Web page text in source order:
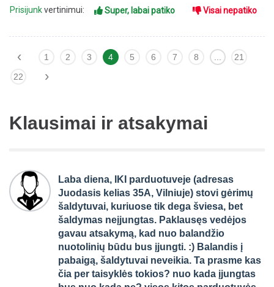
Prisijunkvertinimui: Super, labai patiko Visai nepatiko
‹ 1 2 3 4 5 6 7 8 ...
21
22
›
Klausimai ir atsakymai
Laba diena, IKI parduotuveje (adresas
Juodasis kelias 35A, Vilniuje) stovi gėrimų
šaldytuvai, kuriuose tik dega šviesa, bet
šaldymas neįjungtas. Paklausęs vedėjos
gavau atsakymą, kad nuo balandžio
nuotolinių būdu bus įjungti. :) Balandis į
pabaigą, šaldytuvai neveikia. Ta prasme kas
čia per taisyklės tokios? nuo kada įjungtas